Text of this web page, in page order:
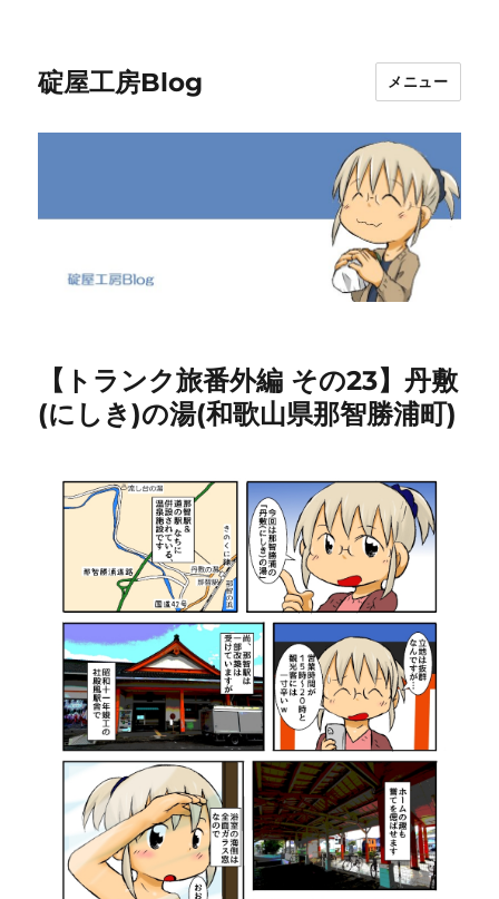
碇屋工房Blog メニュー
【トランク旅番外編 その23】丹敷
(にしき)の湯(和歌山県那智勝浦町)